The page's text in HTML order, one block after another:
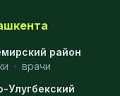
район
· врачи
Улугбекский